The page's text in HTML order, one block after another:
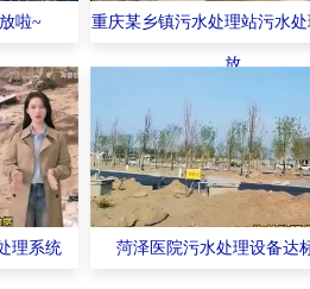
啦~ 重庆某乡镇污水处理站污水
放
理系统 菏泽医院污水处理设备达